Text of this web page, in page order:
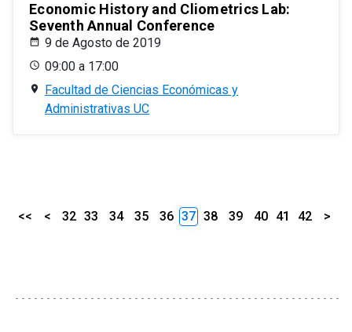
Economic History and Cliometrics Lab:
Seventh Annual Conference
9 de Agosto de 2019
09:00 a 17:00
Facultad de Ciencias Económicas y
Administrativas UC
<< < 32 33 34 35 36 37 38 39 40 41 42 >